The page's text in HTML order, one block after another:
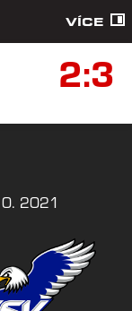
VÍCE
2:3
2021